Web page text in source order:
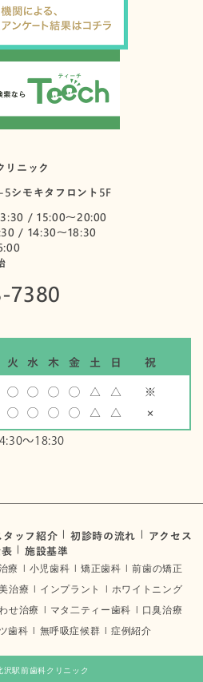
リニック
シモキタフロント5F
/ 15:00～20:00
/ 14:30～18:30
7380
火 水 木 金 土 日
祝
◯ ◯ ◯ ◯ △ △
※
◯ ◯ ◯ ◯ △ △ ×
～18:30
タッフ紹介 初診時の流れ
アクセス
施設基準
療 小児歯科 矯正歯科
前歯の矯正
治療 インプラント
ホワイトニング
せ治療 マタ二ティー歯科
口臭治療
歯科 無呼吸症候群 症例紹介
沢駅前歯科クリニック